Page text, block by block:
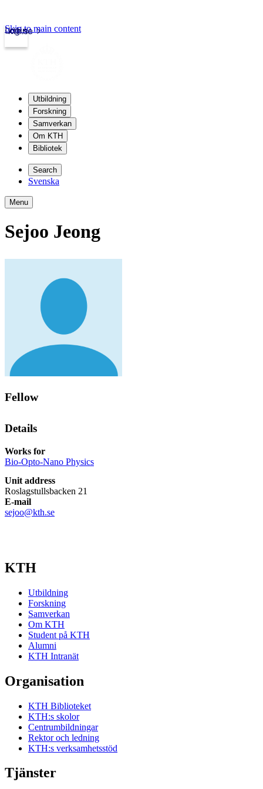
kth.se
Login
Skip to main content
Utbildning
Forskning
Samverkan
Om KTH
Bibliotek
Search
Svenska
Menu
Sejoo Jeong
Fellow
Details
Works for
Bio-Opto-Nano Physics
Unit address
Roslagstullsbacken 21
E-mail
sejoo@kth.se
KTH
Utbildning
Forskning
Samverkan
Om KTH
Student på KTH
Alumni
KTH Intranät
Organisation
KTH Biblioteket
KTH:s skolor
Centrumbildningar
Rektor och ledning
KTH:s verksamhetsstöd
Tjänster